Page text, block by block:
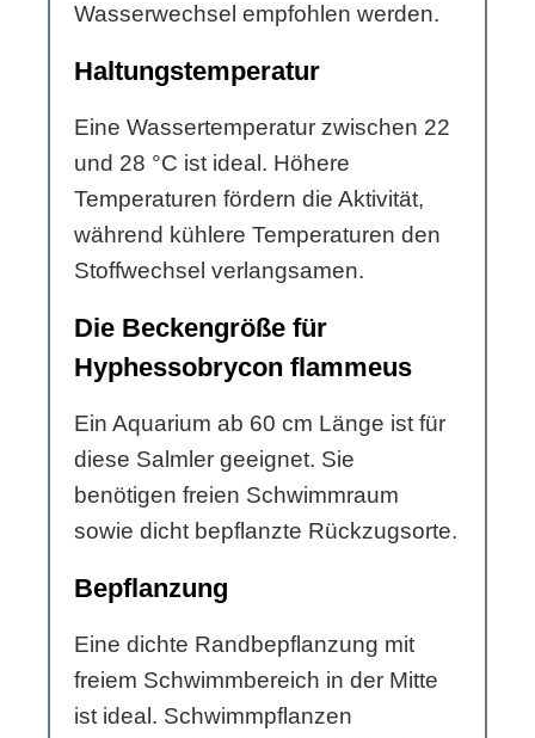
Wasserwechsel empfohlen werden.
Haltungstemperatur
Eine Wassertemperatur zwischen 22
und 28 °C ist ideal. Höhere
Temperaturen fördern die Aktivität,
während kühlere Temperaturen den
Stoffwechsel verlangsamen.
Die Beckengröße für
Hyphessobrycon flammeus
Ein Aquarium ab 60 cm Länge ist für
diese Salmler geeignet. Sie
benötigen freien Schwimmraum
sowie dicht bepflanzte Rückzugsorte.
Bepflanzung
Eine dichte Randbepflanzung mit
freiem Schwimmbereich in der Mitte
ist ideal. Schwimmpflanzen